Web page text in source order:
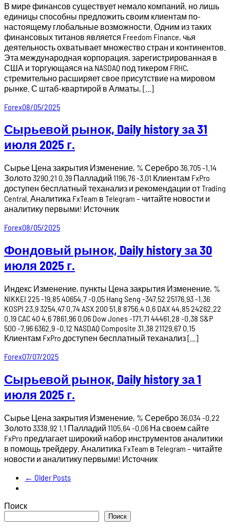
В мире финансов существует немало компаний, но лишь
единицы способны предложить своим клиентам по-
настоящему глобальные возможности. Одним из таких
финансовых титанов является Freedom Finance, чья
деятельность охватывает множество стран и континентов.
Эта международная корпорация, зарегистрированная в
США и торгующаяся на NASDAQ под тикером FRHC,
стремительно расширяет свое присутствие на мировом
рынке. С штаб-квартирой в Алматы, […]
Forex08/05/2025
Сырьевой рынок, Daily history за 31
июля 2025 г.
Сырье Цена закрытия Изменение, % Серебро 36.705 -1.14
Золото 3290.21 0.39 Палладий 1196.76 -3.01 Клиентам FxPro
доступен бесплатный теханализ и рекомендации от Trading
Central. Аналитика FxTeam в Telegram – читайте новости и
аналитику первыми! Источник
Forex08/05/2025
Фондовый рынок, Daily history за 30
июля 2025 г.
Индекс Изменение, пункты Цена закрытия Изменение, %
NIKKEI 225 -19.85 40654.7 -0.05 Hang Seng -347.52 25176.93 -1.36
KOSPI 23.9 3254.47 0.74 ASX 200 51.8 8756.4 0.6 DAX 44.85 24262.22
0.19 CAC 40 4.6 7861.96 0.06 Dow Jones -171.71 44461.28 -0.38 S&P
500 -7.96 6362.9 -0.12 NASDAQ Composite 31.38 21129.67 0.15
Клиентам FxPro доступен бесплатный теханализ […]
Forex07/07/2025
Сырьевой рынок, Daily history за 1
июля 2025 г.
Сырье Цена закрытия Изменение, % Серебро 36.034 -0.22
Золото 3338.92 1.1 Палладий 1105.64 -0.06 На своем сайте
FxPro предлагает широкий набор инструментов аналитики
в помощь трейдеру. Аналитика FxTeam в Telegram – читайте
новости и аналитику первыми! Источник
← Older Posts
Поиск
Поиск